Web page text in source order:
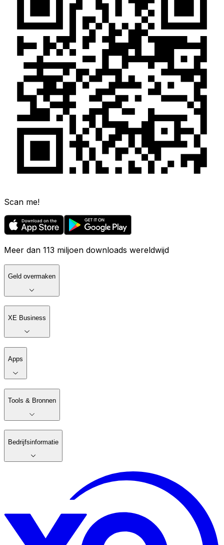
Scan me!
Meer dan 113 miljoen downloads wereldwijd
Geld overmaken
XE Business
Apps
Tools & Bronnen
Bedrijfsinformatie